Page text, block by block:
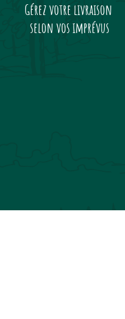
Gérez votre livraison
selon vos imprévus